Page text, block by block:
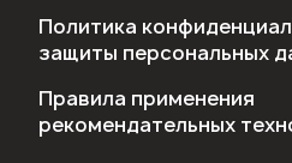
Политика
защиты персональных
Правила применения
рекомендательных